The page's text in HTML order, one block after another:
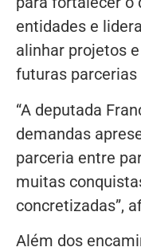
entidades e
alinhar projetos
futuras parcerias
“A deputada
demandas
parceria entre
muitas
concretizadas”,
Além dos